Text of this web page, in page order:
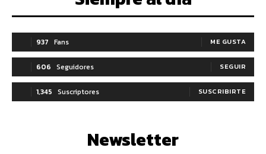
937 Fans ME GUSTA
606 Seguidores SEGUIR
1,345 Suscriptores SUSCRIBIRTE
Newsletter